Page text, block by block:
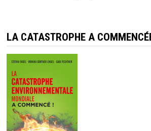
LA CATASTROPHE A